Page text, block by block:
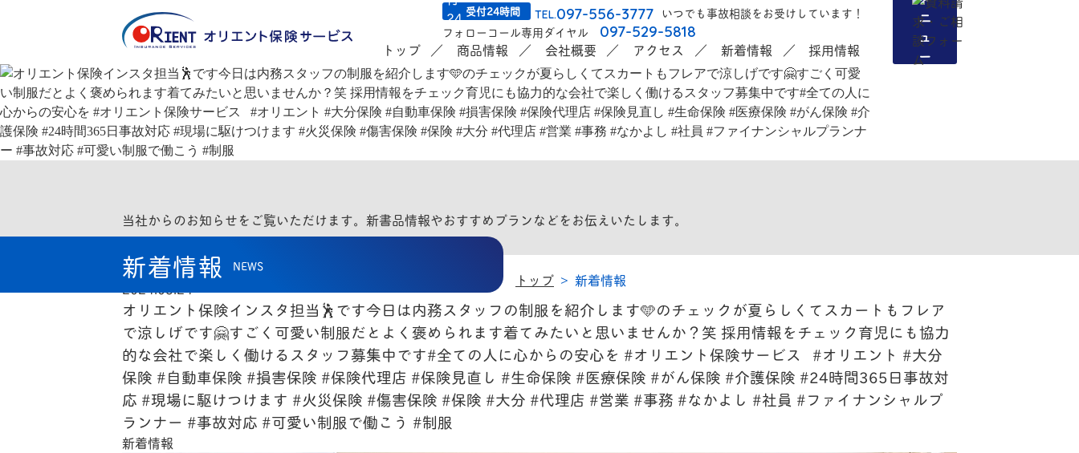
受付24時間 TEL.097-556-3777 いつでも事故相談をお受けしています！
フォローコール専用ダイヤル 097-529-5818
トップ 商品情報 会社概要 アクセス 新着情報
採用情報
新着情報 NEWS
トップ 新着情報
当社からのお知らせをご覧いただけます。新書品情報やおすすめプランなどをお伝えいたします。
2024.05.24
オリエント保険インスタ担当🕺です今日は内務スタッフの制服を紹介します🩵のチェックが夏らしくてスカートもフレア
で涼しげです🤗すごく可愛い制服だとよく褒められます着てみたいと思いませんか？笑 採用情報をチェック育児にも協力
的な会社で楽しく働けるスタッフ募集中です#全ての人に心からの安心を #オリエント保険サービス⠀#オリエント #大分
保険 #自動車保険 #損害保険 #保険代理店 #保険見直し #生命保険 #医療保険 #がん保険 #介護保険 #24時間365日事故対
応 #現場に駆けつけます #火災保険 #傷害保険 #保険 #大分 #代理店 #営業 #事務 #なかよし #社員 #ファイナンシャルプ
ランナー #事故対応 #可愛い制服で働こう #制服
新着情報